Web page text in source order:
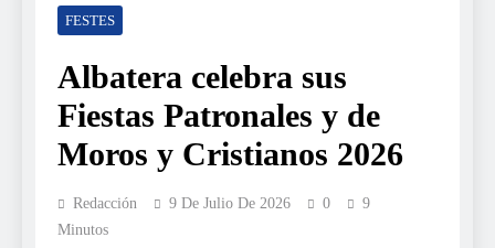
FESTES
Albatera celebra sus
Fiestas Patronales y de
Moros y Cristianos 2026
Redacción 9 De Julio De 2026 0
9
Minutos